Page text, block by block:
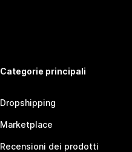
Categorie principali
Dropshipping
Marketplace
Recensioni dei prodotti